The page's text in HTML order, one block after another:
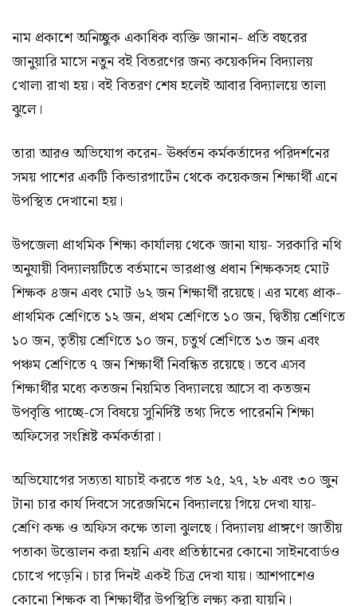
নাম প্রকাশে অনিচ্ছুক একাধিক ব্যক্তি জানান- প্রতি বছরের
জানুয়ারি মাসে নতুন বই বিতরণের জন্য কয়েকদিন বিদ্যালয়
খোলা রাখা হয়। বই বিতরণ শেষ হলেই আবার বিদ্যালয়ে তালা
ঝুলে।
তারা আরও অভিযোগ করেন- ঊর্ধ্বতন কর্মকর্তাদের পরিদর্শনের
সময় পাশের একটি কিন্ডারগার্টেন থেকে কয়েকজন শিক্ষার্থী এনে
উপস্থিত দেখানো হয়।
উপজেলা প্রাথমিক শিক্ষা কার্যালয় থেকে জানা যায়- সরকারি নথি
অনুযায়ী বিদ্যালয়টিতে বর্তমানে ভারপ্রাপ্ত প্রধান শিক্ষকসহ মোট
শিক্ষক ৪জন এবং মোট ৬২ জন শিক্ষার্থী রয়েছে। এর মধ্যে প্রাক-
প্রাথমিক শ্রেণিতে ১২ জন, প্রথম শ্রেণিতে ১০ জন, দ্বিতীয় শ্রেণিতে
১০ জন, তৃতীয় শ্রেণিতে ১০ জন, চতুর্থ শ্রেণিতে ১৩ জন এবং
পঞ্চম শ্রেণিতে ৭ জন শিক্ষার্থী নিবন্ধিত রয়েছে। তবে এসব
শিক্ষার্থীর মধ্যে কতজন নিয়মিত বিদ্যালয়ে আসে বা কতজন
উপবৃত্তি পাচ্ছে-সে বিষয়ে সুনির্দিষ্ট তথ্য দিতে পারেননি শিক্ষা
অফিসের সংশ্লিষ্ট কর্মকর্তারা।
অভিযোগের সত্যতা যাচাই করতে গত ২৫, ২৭, ২৮ এবং ৩০ জুন
টানা চার কার্য দিবসে সরেজমিনে বিদ্যালয়ে গিয়ে দেখা যায়-
শ্রেণি কক্ষ ও অফিস কক্ষে তালা ঝুলছে। বিদ্যালয় প্রাঙ্গণে জাতীয়
পতাকা উত্তোলন করা হয়নি এবং প্রতিষ্ঠানের কোনো সাইনবোর্ডও
চোখে পড়েনি। চার দিনই একই চিত্র দেখা যায়। আশপাশেও
কোনো শিক্ষক বা শিক্ষার্থীর উপস্থিতি লক্ষ্য করা যায়নি।